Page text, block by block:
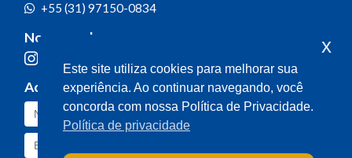
+55 (31) 97150-0834
Nossas redes
Acompanhe o meu mandato
Este site utiliza cookies para melhorar sua
experiência. Ao continuar navegando, você
concorda com nossa Política de Privacidade.
Política de privacidade
x